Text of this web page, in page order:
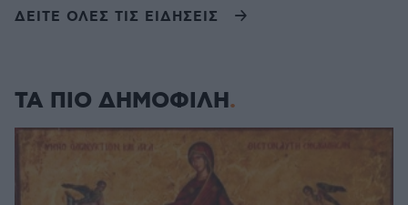
ΔΕΙΤΕ ΟΛΕΣ ΤΙΣ ΕΙΔΗΣΕΙΣ
ΤΑ ΠΙΟ ΔΗΜΟΦΙΛΗ